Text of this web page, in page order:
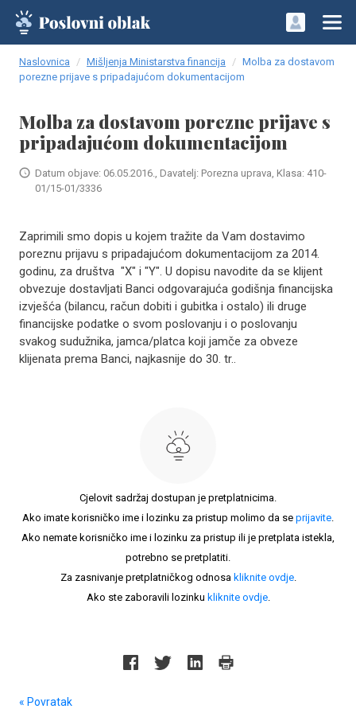
Naslovnica Mišljenja Ministarstva financija
Molba za dostavom
porezne prijave s pripadajućom dokumentacijom
Molba za dostavom porezne prijave s
pripadajućom dokumentacijom
Datum objave: 06.05.2016., Davatelj: Porezna uprava, Klasa: 410-
01/15-01/3336
Zaprimili smo dopis u kojem tražite da Vam dostavimo
poreznu prijavu s pripadajućom dokumentacijom za 2014.
godinu, za društva "X" i "Y". U dopisu navodite da se klijent
obvezuje dostavljati Banci odgovarajuća godišnja financijska
izvješća (bilancu, račun dobiti i gubitka i ostalo) ili druge
financijske podatke o svom poslovanju i o poslovanju
svakog sudužnika, jamca/platca koji jamče za obveze
klijenata prema Banci, najkasnije do 30. tr..
Cjelovit sadržaj dostupan je pretplatnicima.
Ako imate korisničko ime i lozinku za pristup molimo da se prijavite.
Ako nemate korisničko ime i lozinku za pristup ili je pretplata istekla,
potrebno se pretplatiti.
Za zasnivanje pretplatničkog odnosa kliknite ovdje.
Ako ste zaboravili lozinku kliknite ovdje.
« Povratak